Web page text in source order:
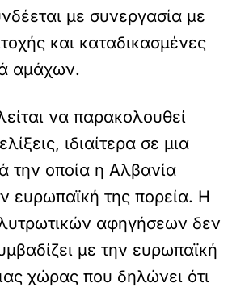
με συνεργασία με
και καταδικασμένες
αμάχων.
να παρακολουθεί
ιδιαίτερα σε μια
την οποία η Αλβανία
ευρωπαϊκή της πορεία. Η
αφηγήσεων δεν
με την ευρωπαϊκή
χώρας που δηλώνει ότι